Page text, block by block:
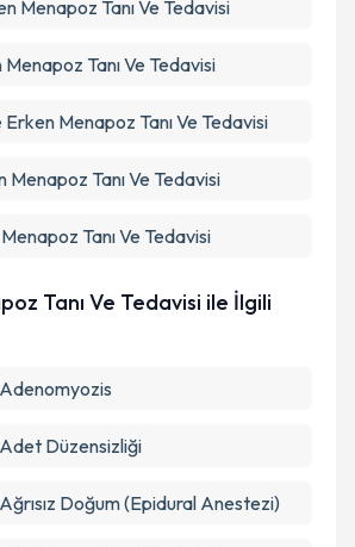
Menapoz Tanı Ve Tedavisi
Tanı Ve Tedavisi
Erken Menapoz Tanı Ve Tedavisi
Menapoz Tanı Ve Tedavisi
Tanı Ve Tedavisi
Tanı Ve Tedavisi ile İlgili
Düzensizliği
Doğum (Epidural Anestezi)